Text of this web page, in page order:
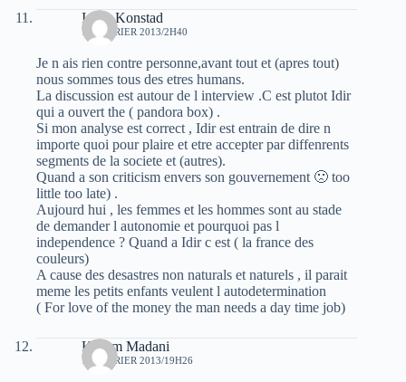
Inger Konstad
12 FÉVRIER 2013/2H40
Je n ais rien contre personne,avant tout et (apres tout)
nous sommes tous des etres humans.
La discussion est autour de l interview .C est plutot Idir
qui a ouvert the ( pandora box) .
Si mon analyse est correct , Idir est entrain de dire n
importe quoi pour plaire et etre accepter par diffenrents
segments de la societe et (autres).
Quand a son criticism envers son gouvernement 🙁 too
little too late) .
Aujourd hui , les femmes et les hommes sont au stade
de demander l autonomie et pourquoi pas l
independence ? Quand a Idir c est ( la france des
couleurs)
A cause des desastres non naturals et naturels , il parait
meme les petits enfants veulent l autodetermination
( For love of the money the man needs a day time job)
Kacem Madani
13 FÉVRIER 2013/19H26